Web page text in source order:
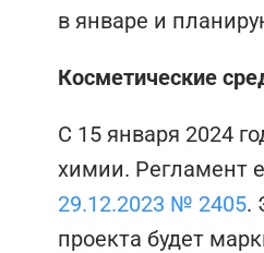
в январе и
Косметические
С 15 января 2024
химии. Регламент
29.12.2023 № 2405.
проекта будет